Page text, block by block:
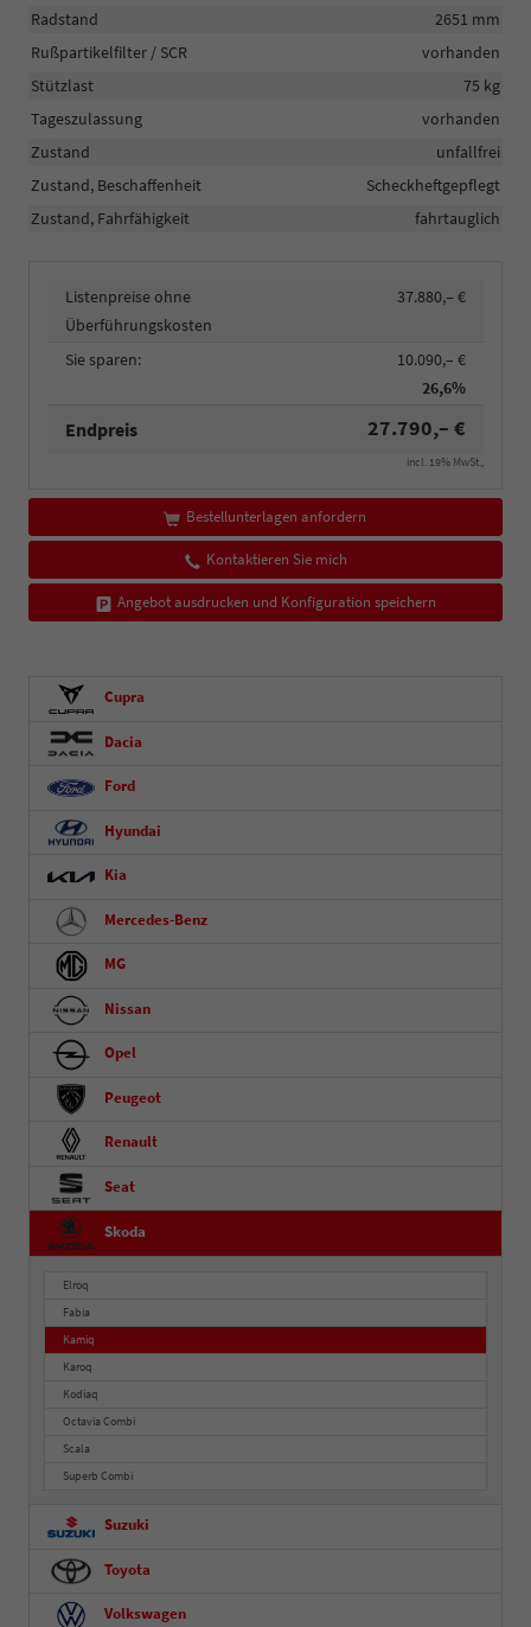
Radstand
2651 mm
Rußpartikelfilter / SCR
vorhanden
Stützlast
75 kg
Tageszulassung
vorhanden
Zustand
unfallfrei
Zustand, Beschaffenheit
Scheckheftgepflegt
Zustand, Fahrfähigkeit
fahrtauglich
Listenpreise ohne
Überführungskosten
37.880,– €
Sie sparen:
10.090,– €
26,6%
Endpreis 27.790,– €
incl. 19% MwSt.,
Bestellunterlagen anfordern
Kontaktieren Sie mich
Angebot ausdrucken und Konfiguration speichern
Cupra
Dacia
Ford
Hyundai
Kia
Mercedes-Benz
MG
Nissan
Opel
Peugeot
Renault
Seat
Skoda
Elroq
Fabia
Kamiq
Karoq
Kodiaq
Octavia Combi
Scala
Superb Combi
Suzuki
Toyota
Volkswagen